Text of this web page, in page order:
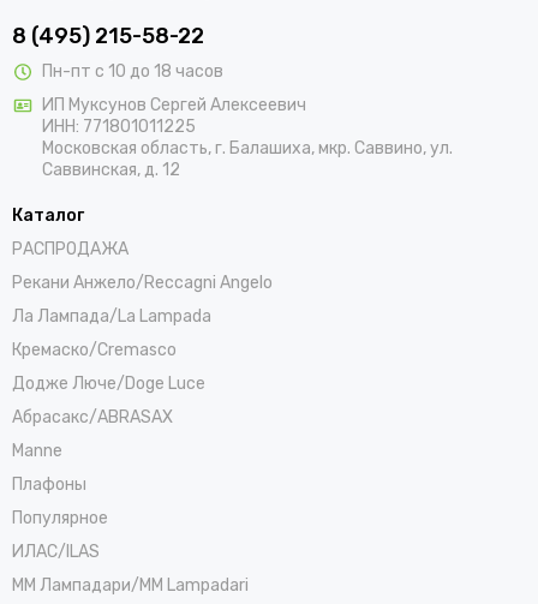
8 (495) 215-58-22
Пн-пт с 10 до 18 часов
ИП Муксунов Сергей Алексеевич
ИНН: 771801011225
Московская область, г. Балашиха, мкр. Саввино, ул.
Саввинская, д. 12
Каталог
РАСПРОДАЖА
Рекани Анжело/Reccagni Angelo
Ла Лампада/La Lampada
Кремаско/Cremasco
Додже Люче/Doge Luce
Абрасакс/ABRASAX
Manne
Плафоны
Популярное
ИЛАС/ILAS
ММ Лампадари/MM Lampadari